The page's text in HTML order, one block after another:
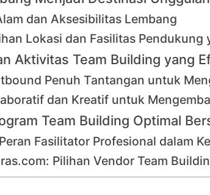
dan Aksesibilitas Lembang
Lokasi dan Fasilitas Pendukung
Aktivitas Team Building yang
Penuh Tantangan untuk
dan Kreatif untuk
Team Building Optimal
Fasilitator Profesional dalam
Pilihan Vendor Team